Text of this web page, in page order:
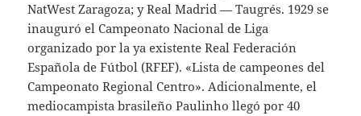
NatWest Zaragoza; y Real Madrid — Taugrés. 1929 se
inauguró el Campeonato Nacional de Liga
organizado por la ya existente Real Federación
Española de Fútbol (RFEF). «Lista de campeones del
Campeonato Regional Centro». Adicionalmente, el
mediocampista brasileño Paulinho llegó por 40